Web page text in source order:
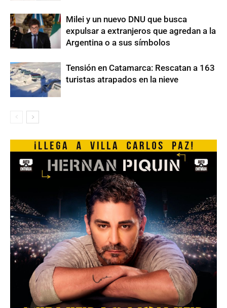
Milei y un nuevo DNU que busca
expulsar a extranjeros que agredan a la
Argentina o a sus símbolos
Tensión en Catamarca: Rescatan a 163
turistas atrapados en la nieve